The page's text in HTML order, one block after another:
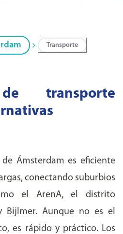
Transporte
transporte
Ámsterdam es eficiente
conectando suburbios
el ArenA, el distrito
Bijlmer. Aunque no es el
es rápido y práctico. Los